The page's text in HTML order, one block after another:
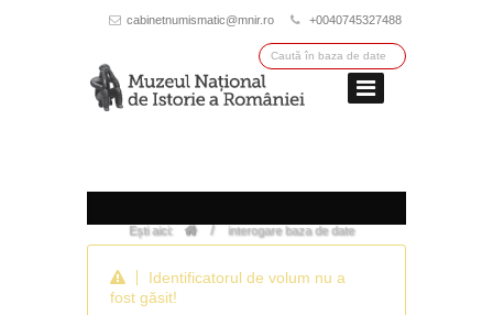
cabinetnumismatic@mnir.ro +0040745327488
Ești aici: / interogare baza de date
Identificatorul de volum nu a
fost găsit!